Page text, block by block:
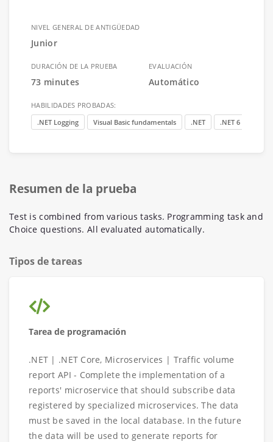
NIVEL GENERAL DE ANTIGÜEDAD
Junior
DURACIÓN DE LA PRUEBA
73 minutes
EVALUACIÓN
Automático
HABILIDADES PROBADAS:
.NET Logging
Visual Basic fundamentals .NET .NET 6
Resumen de la prueba
Test is combined from various tasks. Programming task and
Choice questions. All evaluated automatically.
Tipos de tareas
Tarea de programación
.NET | .NET Core, Microservices | Traffic volume
report API - Complete the implementation of a
reports' microservice that should subscribe data
registered by specialized microservices. The data
must be saved in the local database. In the future
the data will be used to generate reports for